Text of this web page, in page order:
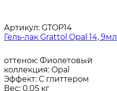
Артикул: GTOP14
Гель-лак Grattol Opal 14, 9мл
оттенок: Фиолетовый
коллекция: Opal
Эффект: С глиттером
Вес: 0.05 кг